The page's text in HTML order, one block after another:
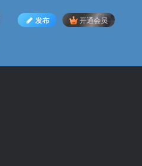
发布 开通会员